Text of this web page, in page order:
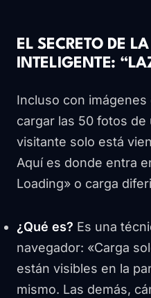
EL SECRETO DE
INTELIGENTE:
Incluso con
cargar las 50 fotos de
visitante solo está
Aquí es donde entra
Loading» o carga
¿Qué es? Es una
navegador: «Carga
están visibles en la
mismo. Las demás,